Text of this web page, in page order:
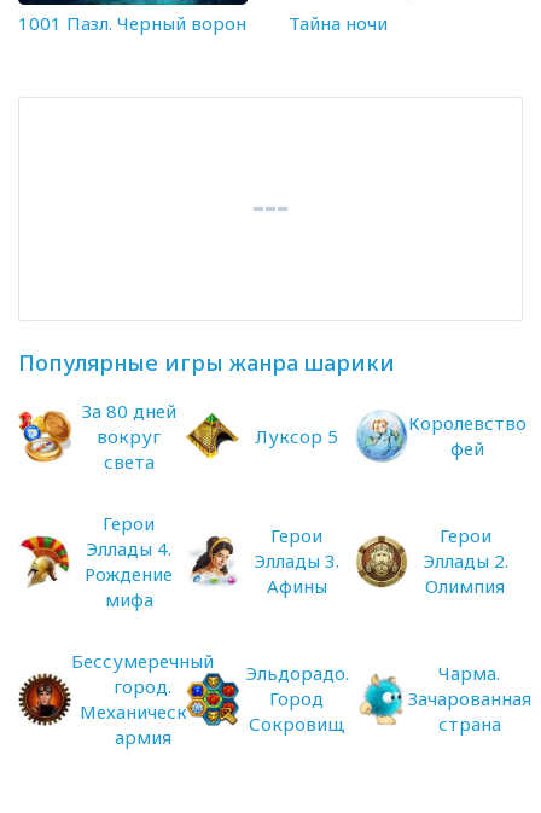
1001 Пазл. Черный ворон Тайна ночи
Популярные игры жанра шарики
За 80 дней
вокруг
света
Луксор 5
Королевство
фей
Герои
Эллады 4.
Рождение
мифа
Герои
Эллады 3.
Афины
Герои
Эллады 2.
Олимпия
Бессумеречный
город.
Механическая
армия
Эльдорадо.
Город
Сокровищ
Чарма.
Зачарованная
страна